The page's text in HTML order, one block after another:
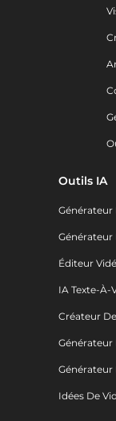
Outils IA
Générateur
Éditeur
IA Texte-À-
Créateur
Générateur
Générateur
Idées De